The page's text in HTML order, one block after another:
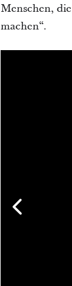
Menschen,
machen“.